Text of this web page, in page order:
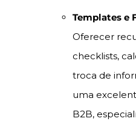
Templates e
Oferecer
checklists,
troca de
uma
B2B,